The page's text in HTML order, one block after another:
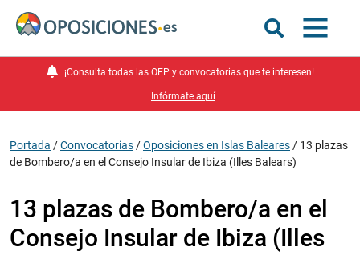
¡Consulta todas las OEP y convocatorias que te interesen!
Infórmate aquí
Portada /Convocatorias /Oposiciones en Islas Baleares / 13 plazas
de Bombero/a en el Consejo Insular de Ibiza (Illes Balears)
13 plazas de Bombero/a en el
Consejo Insular de Ibiza (Illes